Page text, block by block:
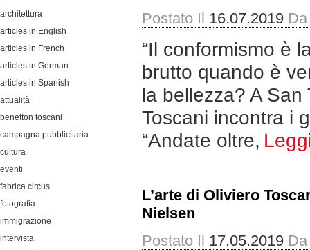
architettura
articles in English
articles in French
articles in German
articles in Spanish
attualità
benetton toscani
campagna pubblicitaria
cultura
eventi
fabrica circus
fotografia
immigrazione
intervista
Postato Il 16.07.2019 Da
“Il conformismo è
brutto quando è
la bellezza? A
Toscani incontra i
“Andate oltre,
L’arte di Oliviero
Nielsen
Postato Il 17.05.2019 Da